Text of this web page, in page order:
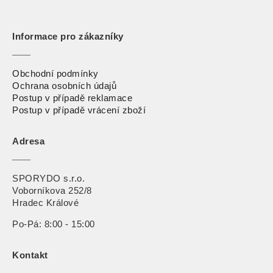
Informace pro zákazníky
Obchodní podmínky
Ochrana osobních údajů
Postup v případě reklamace
Postup v případě vrácení zboží
Adresa
SPORYDO s.r.o.
Voborníkova 252/8
Hradec Králové
Po-Pá: 8:00 - 15:00
Kontakt